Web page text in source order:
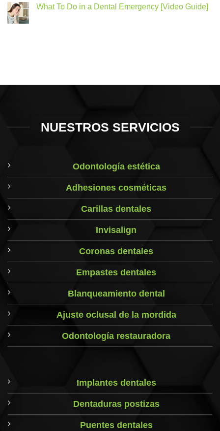
What To Do in a Dental Emergency [Video Guide]
NUESTROS SERVICIOS
Odontología estética
Adhesiones cosméticas
Carillas dentales
Invisalign
Coronas dentales
Empastes dentales
Blanqueamiento dental
Ajuste oclusal de la mordida
Odontología restauradora
Implantes dentales
Dentaduras postizas
Puentes dentales